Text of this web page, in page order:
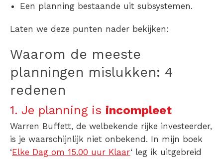
Een planning bestaande uit subsystemen.
Laten we deze punten nader bekijken:
Waarom de meeste
planningen mislukken: 4
redenen
1. Je planning is incompleet
Warren Buffett, de welbekende rijke investeerder,
is je waarschijnlijk niet onbekend. In mijn boek
‘Elke Dag om 15.00 uur Klaar‘ leg ik uitgebreid